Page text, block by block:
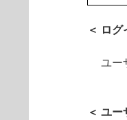
＜ ログ
ユー
＜ ユ